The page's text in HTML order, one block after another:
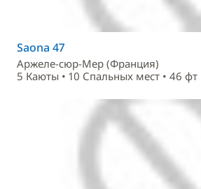
Saona 47
Аржеле-сюр-Мер (Франция)
5 Каюты • 10 Спальныx мест • 46 фт